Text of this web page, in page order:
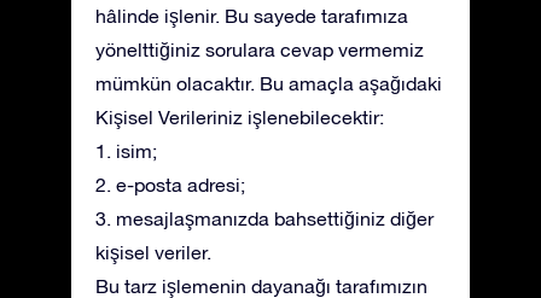
hâlinde işlenir. Bu sayede tarafımıza
yönelttiğiniz sorulara cevap vermemiz
mümkün olacaktır. Bu amaçla aşağıdaki
Kişisel Verileriniz işlenebilecektir:
1. isim;
2. e-posta adresi;
3. mesajlaşmanızda bahsettiğiniz diğer
kişisel veriler.
Bu tarz işlemenin dayanağı tarafımızın